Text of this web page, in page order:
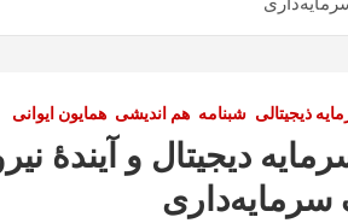
ذیجیتالی شبنامه هم اندیشی همایون ایوانی
سرمایه‌داری